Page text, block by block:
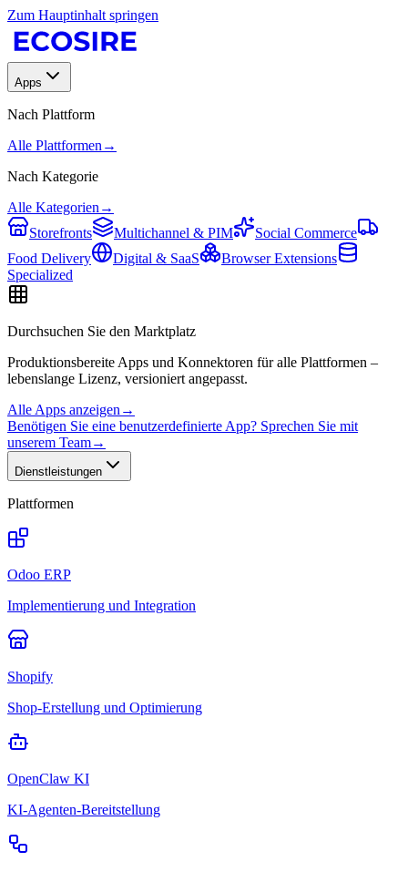
Zum Hauptinhalt springen
Apps
Nach Plattform
Alle Plattformen →
Nach Kategorie
Alle Kategorien →
Storefronts
Multichannel & PIM
Social Commerce
Food Delivery
Digital & SaaS
Browser Extensions
Specialized
Durchsuchen Sie den Marktplatz
Produktionsbereite Apps und Konnektoren für alle Plattformen –
lebenslange Lizenz, versioniert angepasst.
Alle Apps anzeigen →
Benötigen Sie eine benutzerdefinierte App? Sprechen Sie mit
unserem Team→
Dienstleistungen
Plattformen
Odoo ERP
Implementierung und Integration
Shopify
Shop-Erstellung und Optimierung
OpenClaw KI
KI-Agenten-Bereitstellung